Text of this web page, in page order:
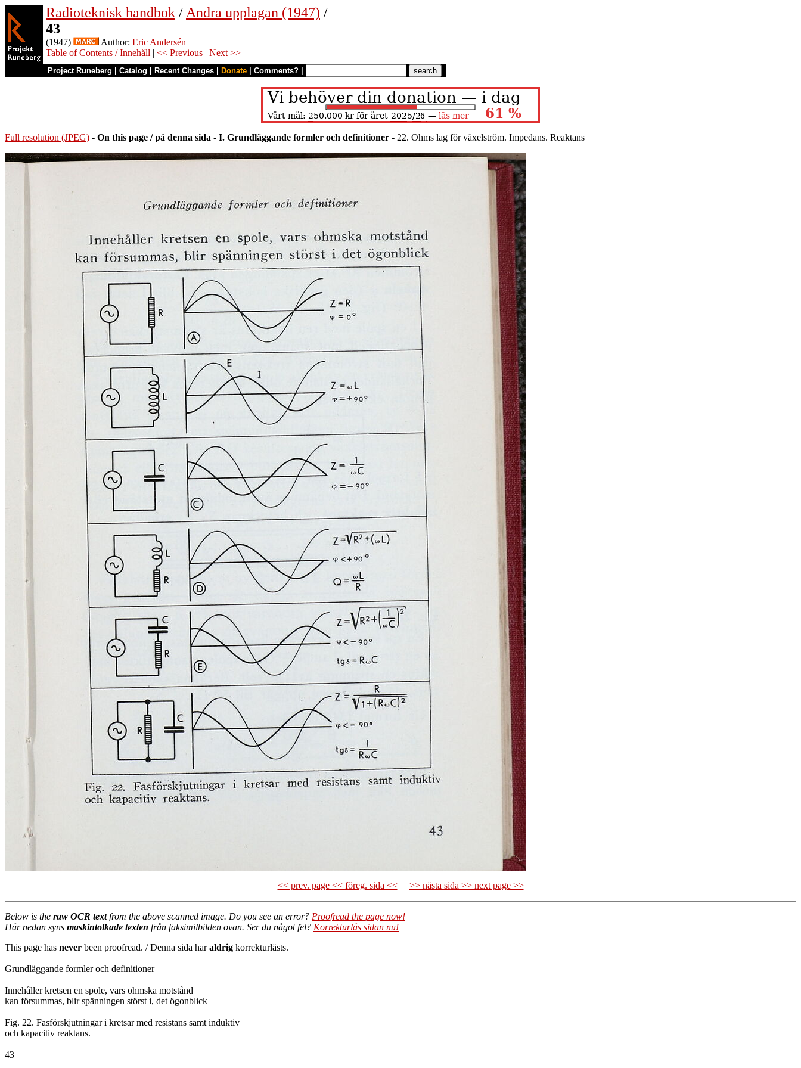
Radioteknisk handbok / Andra upplagan (1947) /
43
(1947) Author: Eric Andersén
Table of Contents / Innehåll | << Previous | Next >>
Project Runeberg Catalog Recent Changes Donate Comments?
Full resolution (JPEG) - On this page / på denna sida - I. Grundläggande formler och definitioner - 22. Ohms lag för växelström. Impedans. Reaktans
<< prev. page << föreg. sida << >> nästa sida >> next page >>
Below is the raw OCR textfrom the above scanned image. Do you see an error? Proofread the page now!
Här nedan syns maskintolkade texten från faksimilbilden ovan. Ser du något fel? Korrekturläs sidan nu!
This page has never been proofread. / Denna sida haraldrig korrekturlästs.
Grundläggande formler och definitioner
Innehåller kretsen en spole, vars ohmska motstånd
kan försummas, blir spänningen störst i, det ögonblick
Fig. 22. Fasförskjutningar i kretsar med resistans samt induktiv
och kapacitiv reaktans.
43